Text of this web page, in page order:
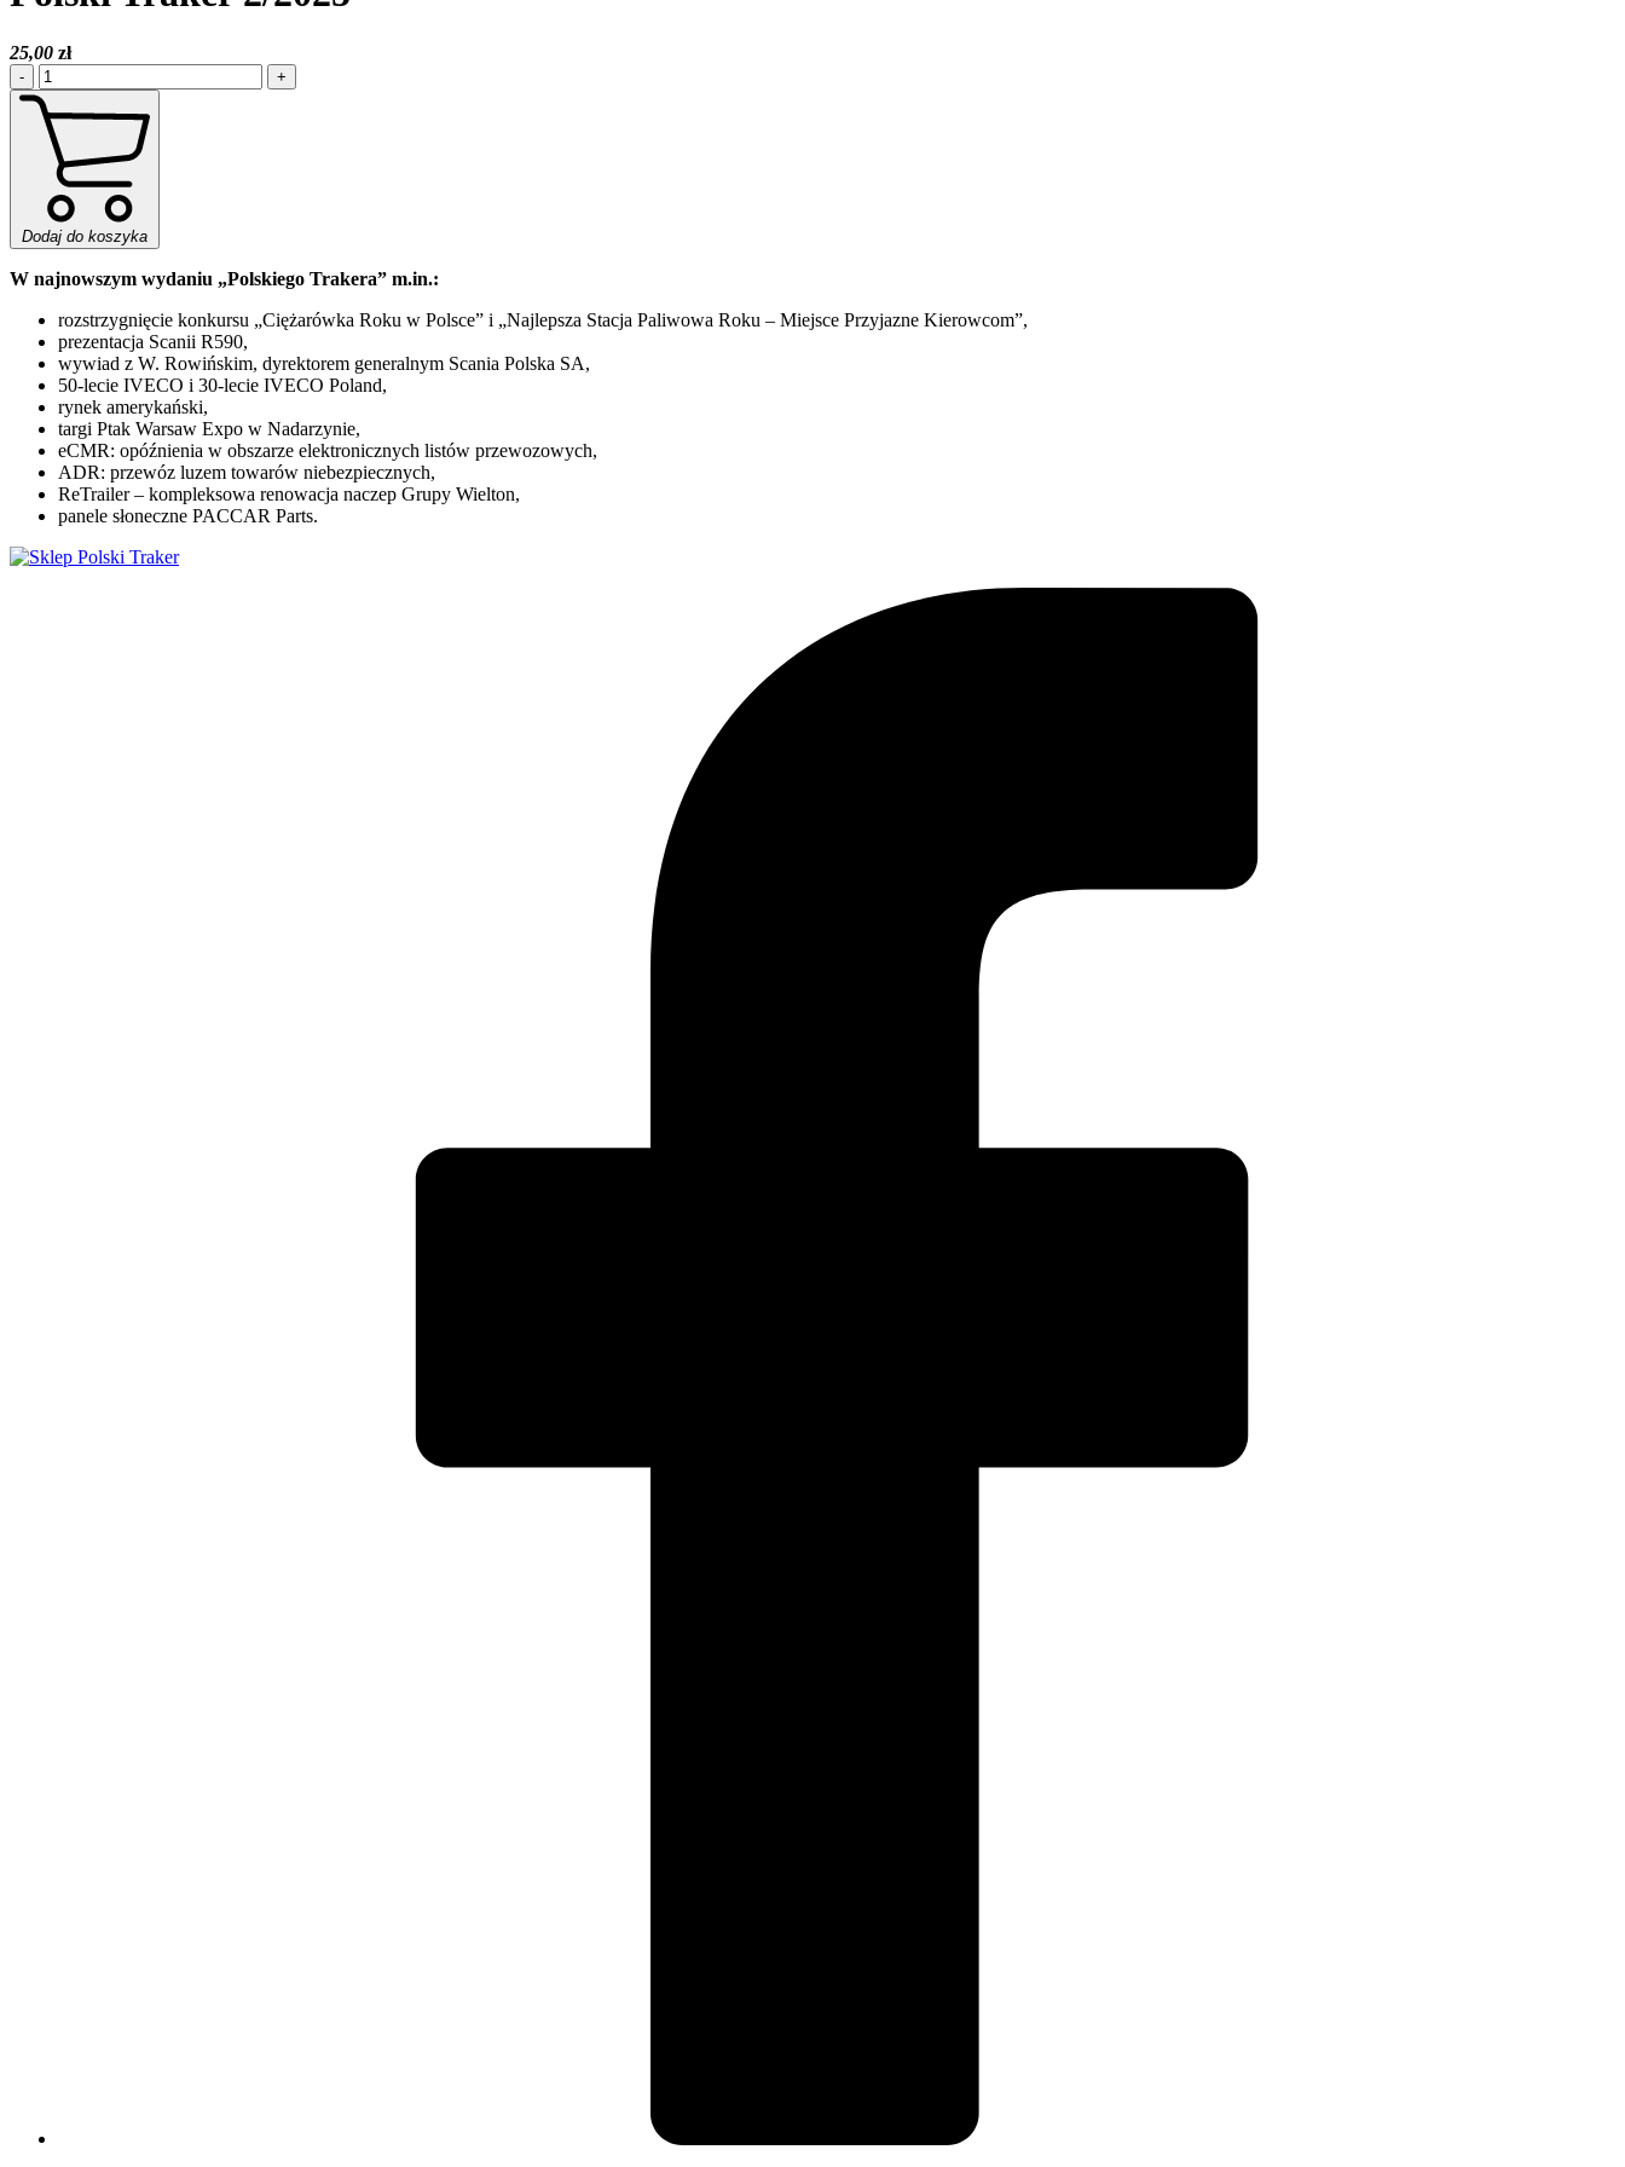
25,00 zł
- +
Dodaj do koszyka
W najnowszym wydaniu „Polskiego Trakera” m.in.:
rozstrzygnięcie konkursu „Ciężarówka Roku w Polsce” i „Najlepsza Stacja Paliwowa Roku – Miejsce Przyjazne Kierowcom”,
prezentacja Scanii R590,
wywiad z W. Rowińskim, dyrektorem generalnym Scania Polska SA,
50-lecie IVECO i 30-lecie IVECO Poland,
rynek amerykański,
targi Ptak Warsaw Expo w Nadarzynie,
eCMR: opóźnienia w obszarze elektronicznych listów przewozowych,
ADR: przewóz luzem towarów niebezpiecznych,
ReTrailer – kompleksowa renowacja naczep Grupy Wielton,
panele słoneczne PACCAR Parts.